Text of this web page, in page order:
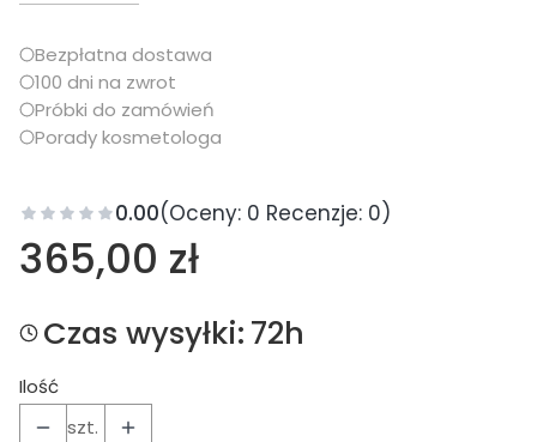
Bezpłatna dostawa
100 dni na zwrot
Próbki do zamówień
Porady kosmetologa
0.00(Oceny: 0 Recenzje: 0)
Cena
365,00 zł
Czas wysyłki:72h
Ilość
szt.